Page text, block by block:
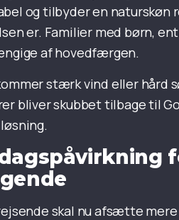
og tilbyder en naturskøn
er. Familier med børn,
af hovedfærgen.
stærk vind eller
bliver skubbet tilbage til
skal nu afsætte